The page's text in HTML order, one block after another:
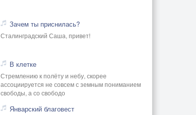
Зачем ты приснилась?
Сталинградский Саша, привет!
В клетке
Стремлению к полёту и небу, скорее
ассоциируется не совсем с земным пониманием
свободы, а со свободо
Январский благовест